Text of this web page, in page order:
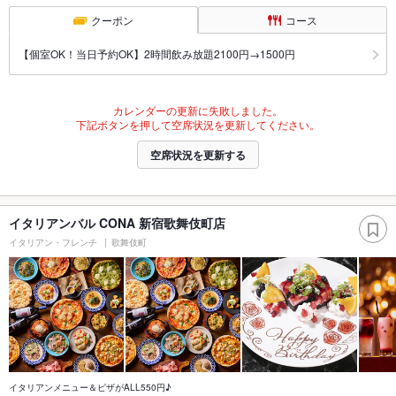
クーポン コース
【個室OK！当日予約OK】2時間飲み放題2100円→1500円
カレンダーの更新に失敗しました。
下記ボタンを押して空席状況を更新してください。
空席状況を更新する
イタリアンバル CONA 新宿歌舞伎町店
イタリアン・フレンチ 歌舞伎町
イタリアンメニュー＆ピザがALL550円♪